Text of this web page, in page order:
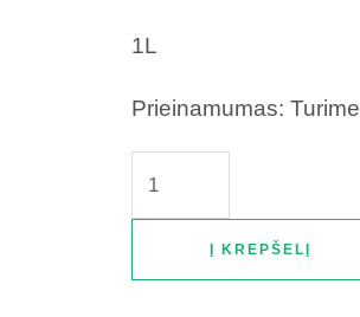
1L
Prieinamumas: Turime
Į KREPŠELĮ